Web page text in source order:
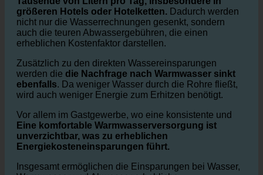
MitEinsparungen von bis zu 50%Wasser pro
Dusche, summieren sich die Einsparungen auf
Tausende von Litern pro Tag, insbesondere in
größeren Hotels oder Hotelketten. Dadurch werden
nicht nur die Wasserrechnungen gesenkt, sondern
auch die teuren Abwassergebühren, die einen
erheblichen Kostenfaktor darstellen.
Zusätzlich zu den direkten Wassereinsparungen
werden diedie Nachfrage nach Warmwasser sinkt
ebenfalls . Da weniger Wasser durch die Rohre fließt,
wird auch weniger Energie zum Erhitzen benötigt.
Vor allem im Gastgewerbe, wo eine konsistente und
Eine komfortable Warmwasserversorgung ist
unverzichtbar, was zu erheblichen
Energiekosteneinsparungen führt.